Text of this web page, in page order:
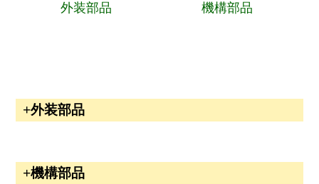
外装部品 機構部品
外装部品
機構部品